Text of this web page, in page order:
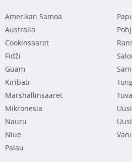
Amerikan Samoa
Australia
Cookinsaaret
Fidži
Guam
Kiribati
Marshallinsaaret
Mikronesia
Nauru
Niue
Palau